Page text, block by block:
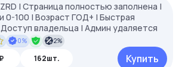
| Страница полностью заполнена |
0-100 | Возраст ГОД+ | Быстрая
владельца | Админ удаляется
0% 2%
162шт. Купить